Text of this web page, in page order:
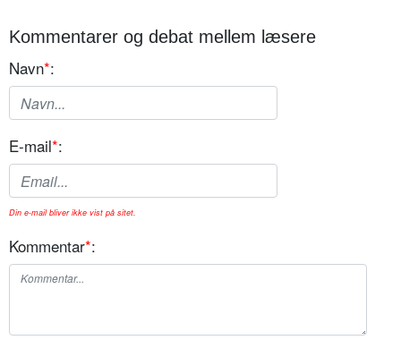
Kommentarer og debat mellem læsere
Navn*:
E-mail*:
Din e-mail bliver ikke vist på sitet.
Kommentar*: